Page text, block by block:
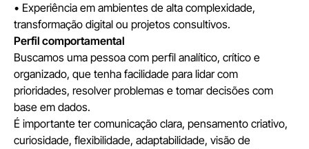
• Experiência em ambientes de alta complexidade,
transformação digital ou projetos consultivos.
Perfil comportamental
Buscamos uma pessoa com perfil analítico, crítico e
organizado, que tenha facilidade para lidar com
prioridades, resolver problemas e tomar decisões com
base em dados.
É importante ter comunicação clara, pensamento criativo,
curiosidade, flexibilidade, adaptabilidade, visão de